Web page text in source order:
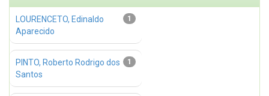
1
LOURENCETO, Edinaldo
Aparecido
1
PINTO, Roberto Rodrigo dos
Santos